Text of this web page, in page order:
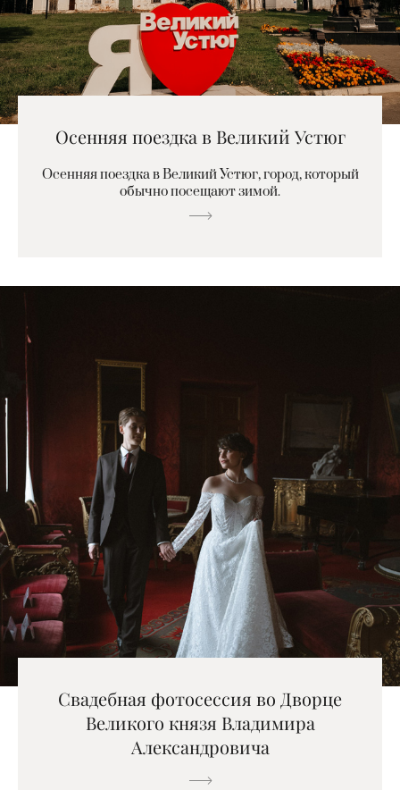
Осенняя поездка в Великий Устюг
Осенняя поездка в Великий Устюг, город, который
обычно посещают зимой.
Свадебная фотосессия во Дворце
Великого князя Владимира
Александровича